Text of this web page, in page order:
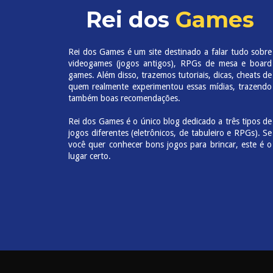
Rei dos Games
Rei dos Games é um site destinado a falar tudo sobre
videogames (jogos antigos), RPGs de mesa e board
games. Além disso, trazemos tutoriais, dicas, cheats de
quem realmente experimentou essas mídias, trazendo
também boas recomendações.
Rei dos Games é o único blog dedicado a três tipos de
jogos diferentes (eletrônicos, de tabuleiro e RPGs). Se
você quer conhecer bons jogos para brincar, este é o
lugar certo.